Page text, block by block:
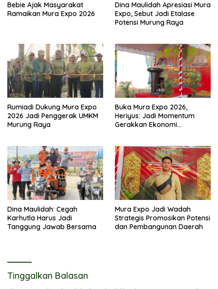
Bebie Ajak Masyarakat
Ramaikan Mura Expo 2026
Dina Maulidah Apresiasi Mura
Expo, Sebut Jadi Etalase
Potensi Murung Raya
Rumiadi Dukung Mura Expo
2026 Jadi Penggerak UMKM
Murung Raya
Buka Mura Expo 2026,
Heriyus: Jadi Momentum
Gerakkan Ekonomi
Dina Maulidah: Cegah
Karhutla Harus Jadi
Tanggung Jawab Bersama
Mura Expo Jadi Wadah
Strategis Promosikan Potensi
dan Pembangunan Daerah
Tinggalkan Balasan